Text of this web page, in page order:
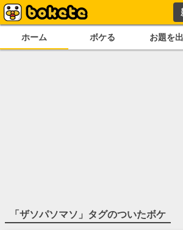
ホーム ボケる お題を
「ザソパソマソ 」タグのついたボケ